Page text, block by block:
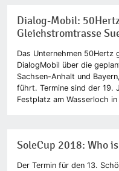
Dialog-Mobil:
Gleichstromtrasse
Das Unternehmen
DialogMobil über die
Sachsen-Anhalt und
führt. Termine sind der 19.
Festplatz am Wasserloch
SoleCup 2018: Who
Der Termin für den 13.